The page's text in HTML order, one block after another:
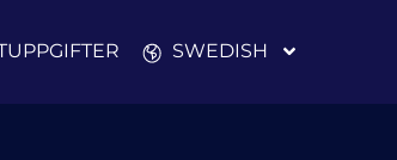
SWEDISH